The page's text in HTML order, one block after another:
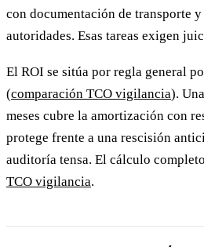
con documentación de transporte
autoridades. Esas tareas exigen
El ROI se sitúa por regla general
(comparación TCO vigilancia).
meses cubre la amortización con
protege frente a una rescisión
auditoría tensa. El cálculo
TCO vigilancia.